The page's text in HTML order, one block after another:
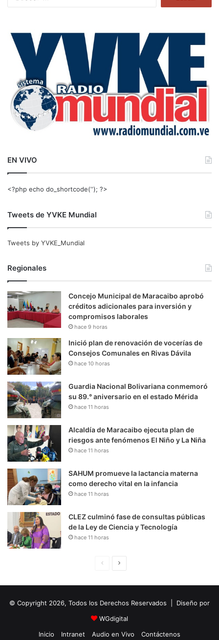
a
EN VIVO
<?php echo do_shortcode(‘‘); ?>
Tweets de YVKE Mundial
Tweets by YVKE_Mundial
Regionales
Concejo Municipal de Maracaibo aprobó
créditos adicionales para inversión y
compromisos laborales
hace 9 horas
Inició plan de renovación de vocerías de
Consejos Comunales en Rivas Dávila
hace 10 horas
Guardia Nacional Bolivariana conmemoró
su 89.° aniversario en el estado Mérida
hace 11 horas
Alcaldía de Maracaibo ejecuta plan de
riesgos ante fenómenos El Niño y La Niña
hace 11 horas
SAHUM promueve la lactancia materna
como derecho vital en la infancia
hace 11 horas
CLEZ culminó fase de consultas públicas
de la Ley de Ciencia y Tecnología
hace 11 horas
i
n
a
u
i
e
© Copyright 2026, Todos los Derechos Reservados | Diseño por
WGdigital
Inicio
Intranet Audio en Vivo Contáctenos